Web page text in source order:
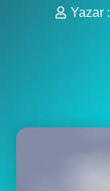
Yazar :